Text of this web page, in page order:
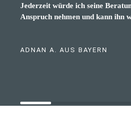
Jederzeit würde ich seine
Anspruch nehmen und kann ihn
ADNAN A. AUS BAYERN